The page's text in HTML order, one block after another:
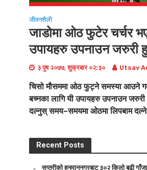
जीवनशैली
जाडोमा ‌ओठ फुटेर चर्चर
उपायहरु उपनाउन जरुरी
३ पुष २०७७, शुक्रबार ०२:३० Utsav
चिसो मौसममा ओठ फुट्ने समस्या आउने
बच्नका लागि यी उपायहरु उपनाउन
दल्नुस् समय–समयमा ओठमा लिपबाम
Recent Posts
सप्तरीको हनुमाननगरबाट ३०२ किलो बढी